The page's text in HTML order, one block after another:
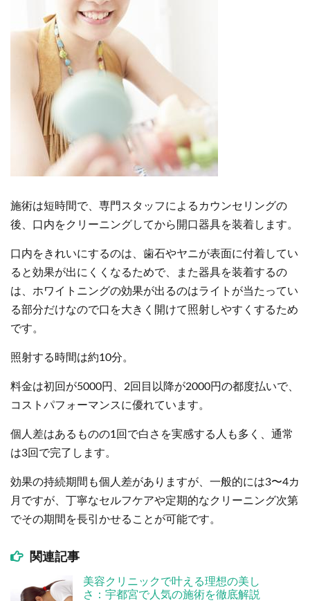
施術は短時間で、専門スタッフによるカウンセリングの
後、口内をクリーニングしてから開口器具を装着します。
口内をきれいにするのは、歯石やヤニが表面に付着してい
ると効果が出にくくなるためで、また器具を装着するの
は、ホワイトニングの効果が出るのはライトが当たってい
る部分だけなので口を大きく開けて照射しやすくするため
です。
照射する時間は約10分。
料金は初回が5000円、2回目以降が2000円の都度払いで、
コストパフォーマンスに優れています。
個人差はあるものの1回で白さを実感する人も多く、通常
は3回で完了します。
効果の持続期間も個人差がありますが、一般的には3〜4カ
月ですが、丁寧なセルフケアや定期的なクリーニング次第
でその期間を長引かせることが可能です。
関連記事
美容クリニックで叶える理想の美し
さ：宇都宮で人気の施術を徹底解説